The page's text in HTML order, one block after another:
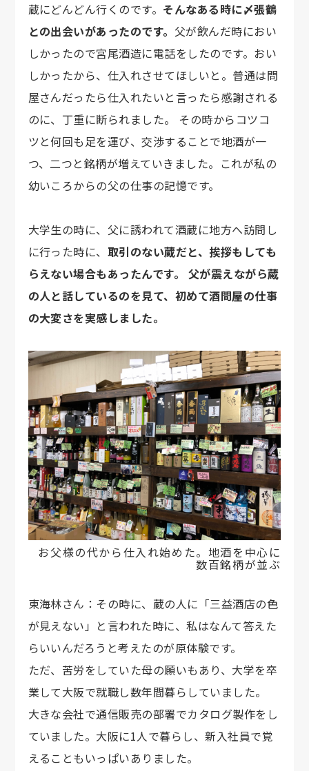
蔵にどんどん行くのです。 そんなある時に〆張鶴
との出会いがあったのです。 父が飲んだ時におい
しかったので宮尾酒造に電話をしたのです。おい
しかったから、仕入れさせてほしいと。普通は問
屋さんだったら仕入れたいと言ったら感謝される
のに、丁重に断られました。 その時からコツコ
ツと何回も足を運び、交渉することで地酒が一
つ、二つと銘柄が増えていきました。これが私の
幼いころからの父の仕事の記憶です。
大学生の時に、父に誘われて酒蔵に地方へ訪問し
に行った時に、 取引のない蔵だと、挨拶もしても
らえない場合もあったんです。 父が震えながら蔵
の人と話しているのを見て、初めて酒問屋の仕事
の大変さを実感しました。
お父様の代から仕入れ始めた。地酒を中心に
数百銘柄が並ぶ
東海林さん：その時に、蔵の人に「三益酒店の色
が見えない」と言われた時に、私はなんて答えた
らいいんだろうと考えたのが原体験です。
ただ、苦労をしていた母の願いもあり、大学を卒
業して大阪で就職し数年間暮らしていました。
大きな会社で通信販売の部署でカタログ製作をし
ていました。大阪に1人で暮らし、新入社員で覚
えることもいっぱいありました。